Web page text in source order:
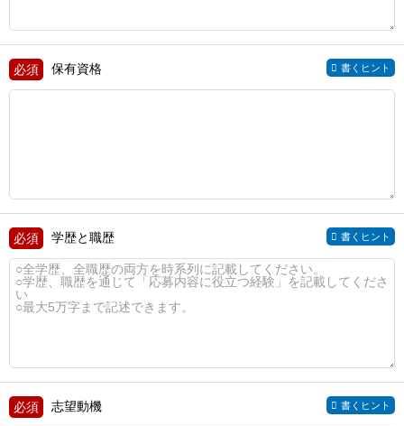
書くヒント
保有資格
書くヒント
学歴と職歴
書くヒント
志望動機